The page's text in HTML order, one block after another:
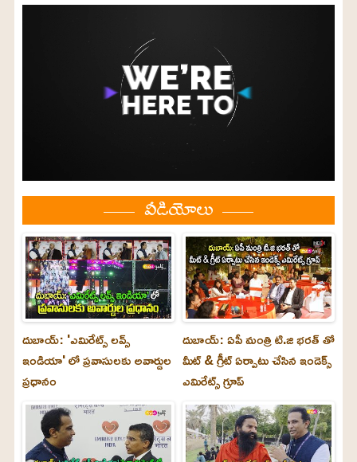
వీడియోలు
దుబాయ్: 'ఎమిరేట్స్ లవ్స్
ఇండియా' లో ప్రవాసులకు అవార్డుల
ప్రధానం
దుబాయ్: ఏపీ మంత్రి టి.జి భరత్ తో
మీట్ & గ్రీట్ ఏర్పాటు చేసిన ఇండెక్స్
ఎమిరేట్స్ గ్రూప్